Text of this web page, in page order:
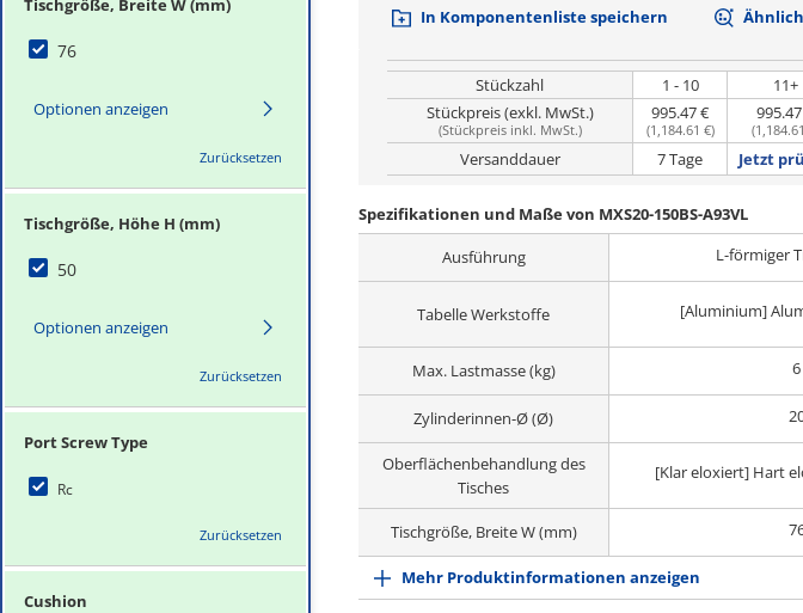
Tischgröße, Breite W (mm)
76
Optionen anzeigen
Zurücksetzen
Tischgröße, Höhe H (mm)
50
Optionen anzeigen
Zurücksetzen
Port Screw Type
Rc
Zurücksetzen
Cushion
In Komponentenliste speichern
Stückzahl 1 - 10
11+
Stückpreis (exkl. MwSt.)
(Stückpreis inkl. MwSt.)
995.47 €
(1,184.61 €) (
Versanddauer 7 Tage Jetzt
Spezifikationen und Maße von MXS20-150BS-A93VL
Ausführung
L-förmiger
Tabelle Werkstoffe [Aluminium]
Max. Lastmasse (kg) 6
Zylinderinnen-Ø (Ø)
Oberflächenbehandlung des
Tisches
[Klar eloxiert] Hart
Tischgröße, Breite W (mm)
Mehr Produktinformationen anzeigen